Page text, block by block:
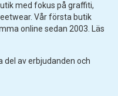
med fokus på graffiti,
Vår första butik
online sedan 2003. Läs
del av erbjudanden och